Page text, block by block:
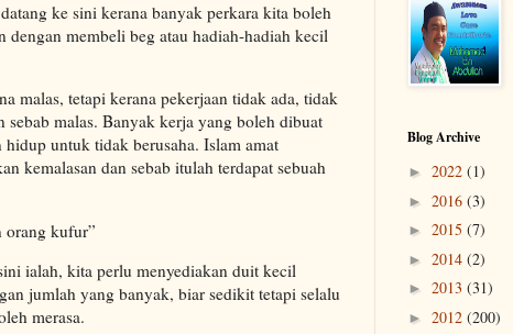
ke sini kerana banyak perkara kita boleh
dengan membeli beg atau hadiah-hadiah kecil
malas, tetapi kerana pekerjaan tidak ada, tidak
sebab malas. Banyak kerja yang boleh dibuat
untuk tidak berusaha. Islam amat
kemalasan dan sebab itulah terdapat sebuah
orang kufur”
ialah, kita perlu menyediakan duit kecil
jumlah yang banyak, biar sedikit tetapi selalu
merasa.
Blog Archive
► 2022 (1)
► 2016 (3)
► 2015 (7)
► 2014 (2)
► 2013 (31)
► 2012 (200)